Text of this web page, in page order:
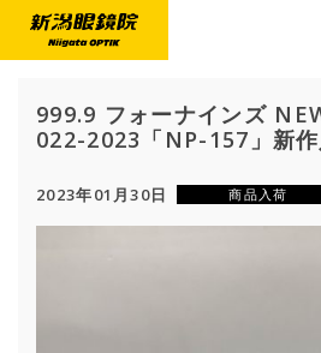
999.9 フォーナインズ
022-2023「NP-157」新
2023年01月30日 商品入荷